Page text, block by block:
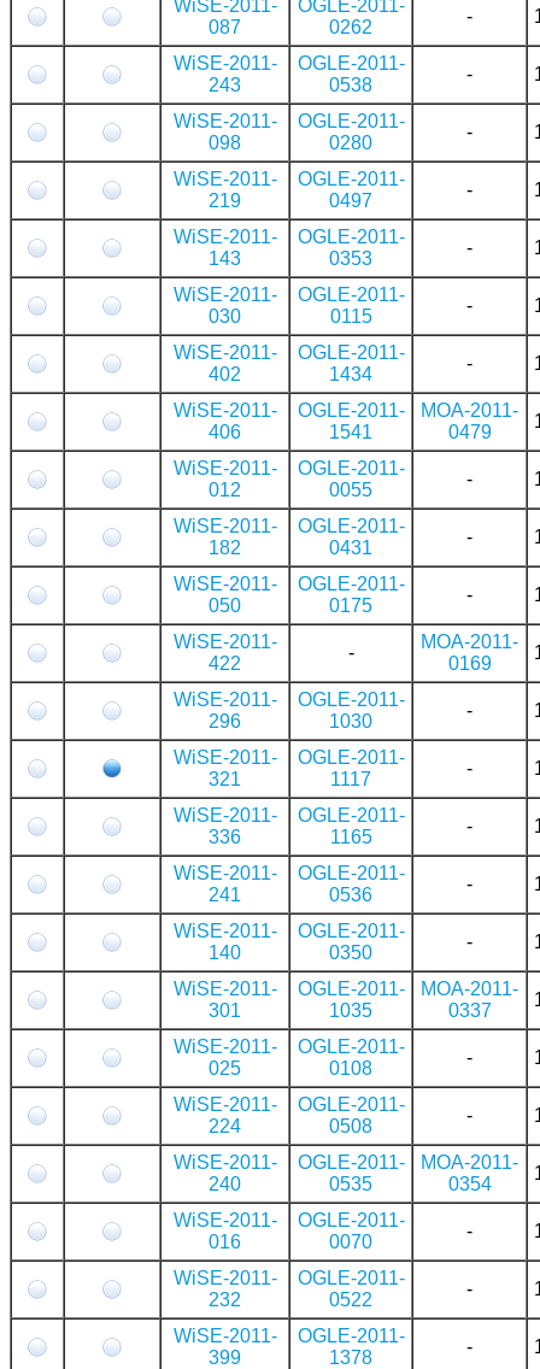
WiSE-2011-
087
OGLE-2011-
0262
-
WiSE-2011-
243
OGLE-2011-
0538
-
WiSE-2011-
098
OGLE-2011-
0280
-
WiSE-2011-
219
OGLE-2011-
0497
-
WiSE-2011-
143
OGLE-2011-
0353
-
WiSE-2011-
030
OGLE-2011-
0115
-
WiSE-2011-
402
OGLE-2011-
1434
-
WiSE-2011-
406
OGLE-2011-
1541
MOA-2011-
0479
WiSE-2011-
012
OGLE-2011-
0055
-
WiSE-2011-
182
OGLE-2011-
0431
-
WiSE-2011-
050
OGLE-2011-
0175
-
WiSE-2011-
422
-
MOA-2011-
0169
WiSE-2011-
296
OGLE-2011-
1030
-
WiSE-2011-
321
OGLE-2011-
1117
-
WiSE-2011-
336
OGLE-2011-
1165
-
WiSE-2011-
241
OGLE-2011-
0536
-
WiSE-2011-
140
OGLE-2011-
0350
-
WiSE-2011-
301
OGLE-2011-
1035
MOA-2011-
0337
WiSE-2011-
025
OGLE-2011-
0108
-
WiSE-2011-
224
OGLE-2011-
0508
-
WiSE-2011-
240
OGLE-2011-
0535
MOA-2011-
0354
WiSE-2011-
016
OGLE-2011-
0070
-
WiSE-2011-
232
OGLE-2011-
0522
-
WiSE-2011-
399
OGLE-2011-
1378
-